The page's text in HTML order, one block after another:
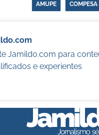
AMUPE COMPESA
Jamildo.com para
e experientes